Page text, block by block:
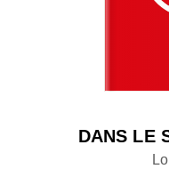
DANS LE